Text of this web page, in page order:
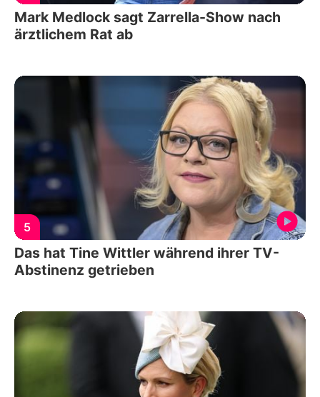
Mark Medlock sagt Zarrella-Show nach
ärztlichem Rat ab
5
Das hat Tine Wittler während ihrer TV-
Abstinenz getrieben